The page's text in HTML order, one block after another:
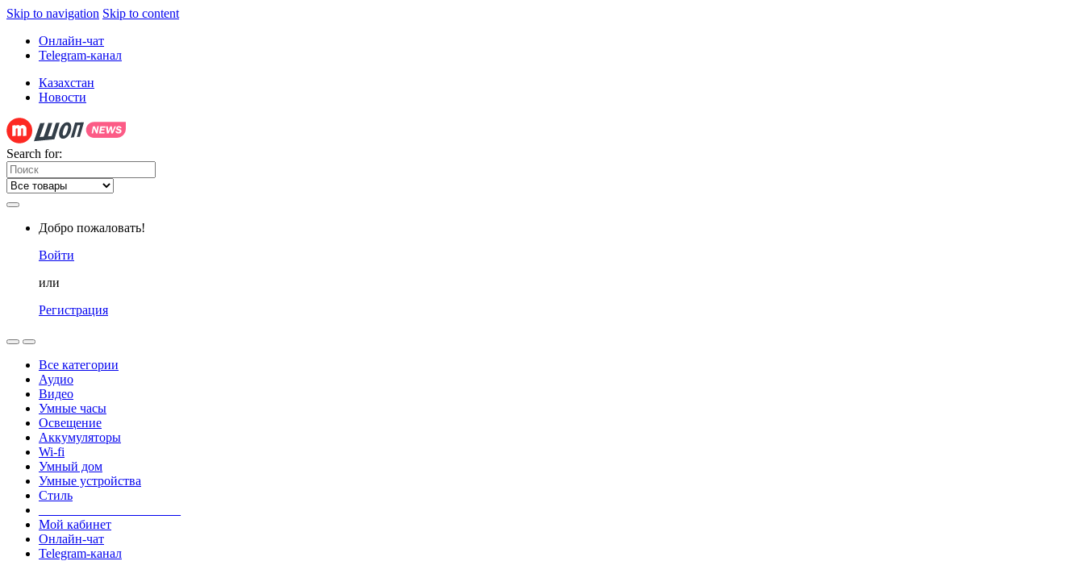
Skip to navigation Skip to content
Онлайн-чат
Telegram-канал
Казахстан
Новости
Search for:
Добро пожаловать!
Войти
или
Регистрация
Все категории
Аудио
Видео
Умные часы
Освещение
Аккумуляторы
Wi-fi
Умный дом
Умные устройства
Стиль
Мой кабинет
Онлайн-чат
Telegram-канал